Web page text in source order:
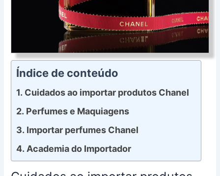
Índice de conteúdo
Cuidados ao importar produtos Chanel
Perfumes e Maquiagens
Importar perfumes Chanel
Academia do Importador